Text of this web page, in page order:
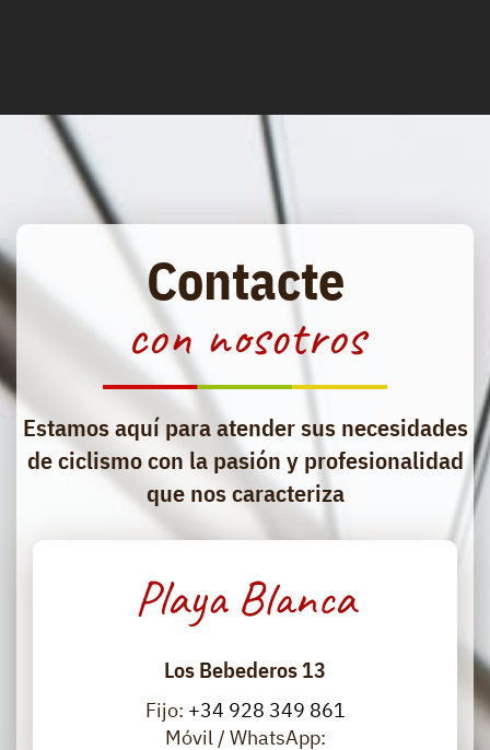
Contacte
con nosotros
Estamos aquí para atender sus necesidades
de ciclismo con la pasión y profesionalidad
que nos caracteriza
Playa Blanca
Los Bebederos 13
Fijo: +34 928 349 861
Móvil / WhatsApp: